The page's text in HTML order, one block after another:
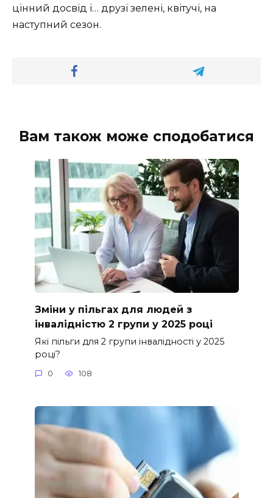
цінний досвід і… друзі зелені, квітучі, на
наступний сезон.
Вам також може сподобатися
Зміни у пільгах для людей з
інвалідністю 2 групи у 2025 році
Які пільги для 2 групи інвалідності у 2025
році?
0 108